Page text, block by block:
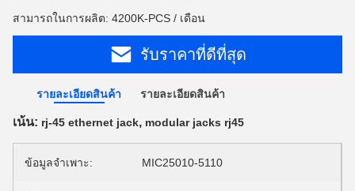
สามารถในการผลิต: 4200K-PCS / เดือน
รับราคาที่ดีที่สุด
รายละเอียดสินค้า รายละเอียดสินค้า
เน้น: rj-45 ethernet jack, modular jacks rj45
ข้อมูลจำเพาะ: MIC25010-5110